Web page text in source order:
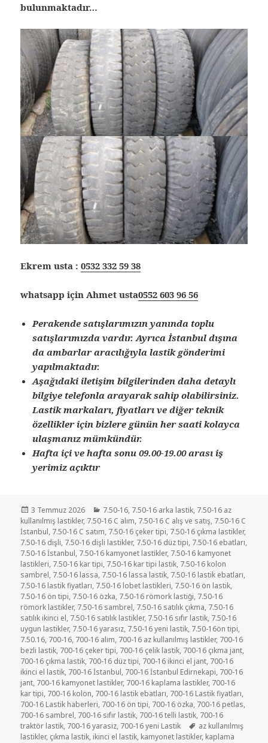
bulunmaktadır…
Ekrem usta :0532 332 59 38
whatsapp için Ahmet usta0552 603 96 56
Perakende satışlarımızın yanında toplu
satışlarımızda vardır. Ayrıca İstanbul dışına
da ambarlar aracılığıyla lastik gönderimi
yapılmaktadır.
Aşağıdaki iletişim bilgilerinden daha detaylı
bilgiye telefonla arayarak sahip olabilirsiniz.
Lastik markaları, fiyatları ve diğer teknik
özellikler için bizlere günün her saati kolayca
ulaşmanız mümkündür.
Hafta içi ve hafta sonu 09.00-19.00 arası iş
yerimiz açıktır
Yayın
tarihi
3 Temmuz 2026 Kategoriler
7.50-16, 7.50-16 arka lastik, 7.50-16 az
kullanılmış lastikler, 7.50-16 C alım, 7.50-16 C alış ve satış, 7.50-16 C
İstanbul, 7.50-16 C satım, 7.50-16 çeker tipi, 7.50-16 çıkma lastikler,
7.50-16 dişli, 7.50-16 dişli lastikler, 7.50-16 düz tipi, 7.50-16 ebatları,
7.50-16 İstanbul, 7.50-16 kamyonet lastikler, 7.50-16 kamyonet
lastikleri, 7.50-16 kar tipi, 7.50-16 kar tipi lastik, 7.50-16 kolon
sambrel, 7.50-16 lassa, 7.50-16 lassa lastik, 7.50-16 lastik ebatları,
7.50-16 lastik fiyatları, 7.50-16 lobet lastikleri, 7.50-16 ön lastik,
7.50-16 ön tipi, 7.50-16 özka, 7.50-16 römork lastiği, 7.50-16
römork lastikler, 7.50-16 sambrel, 7.50-16 satılık çıkma, 7.50-16
satılık ikinci el, 7.50-16 satılık lastikler, 7.50-16 sıfır lastik, 7.50-16
uygun lastikler, 7.50-16 yarasız, 7.50-16 yeni lastik, 7.50-16ön tipi,
7.50.16, 700-16, 700-16 alım, 700-16 az kullanılmış lastikler, 700-16
bezli lastik, 700-16 çeker tipi, 700-16 çelik lastik, 700-16 çıkma jant,
700-16 çıkma lastik, 700-16 düz tipi, 700-16 ikinci el jant, 700-16
ikinci el lastik, 700-16 İstanbul, 700-16 İstanbul Edirnekapi, 700-16
jant, 700-16 kamyonet lastikler, 700-16 kaplama lastikler, 700-16
kar tipi, 700-16 kolon, 700-16 lastik ebatları, 700-16 Lastik fiyatları,
700-16 Lastik haberleri, 700-16 ön tipi, 700-16 özka, 700-16 petlas,
700-16 sambrel, 700-16 sıfır lastik, 700-16 telli lastik, 700-16
traktör lastik, 700-16 yarasiz, 700-16 yeni Lastik Etiketler
az kullanılmış
lastikler, çıkma lastik, ikinci el lastik, kamyonet lastikler, kaplama